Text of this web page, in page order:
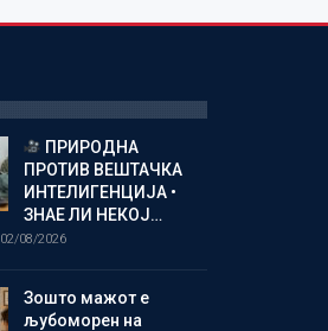
ПРИРОДНА
ПРОТИВ ВЕШТАЧКА
ИНТЕЛИГЕНЦИЈА •
ЗНАЕ ЛИ НЕКОЈ…
02/08/2026
Зошто мажот е
љубоморен на